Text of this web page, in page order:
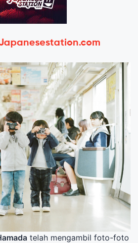
telah mengambil foto-foto